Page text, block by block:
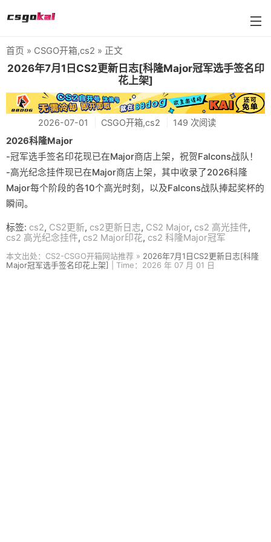
farmskins
88dog
flamecases
首页 » CSGO开箱,cs2 » 正文
2026年7月1日CS2更新日志[科隆Major冠军选手签名印
花上架]
2026-07-01 CSGO开箱,cs2 149 次阅读
2026科隆Major
-冠军选手签名印花现已在Major商店上架，祝贺Falcons战队！
-高光纪念挂件现已在Major商店上架，其中收录了2026科隆
Major每个阶段的各10个高光时刻，以及Falcons战队捧起奖杯的
瞬间。
标签: cs2, CS2更新, cs2更新日志, CS2 Major, cs2 高光挂件,
cs2 高光纪念挂件, cs2 Major印花, cs2 科隆Major冠军
本文出处：CS2-CSGO开箱网站推荐 » 2026年7月1日CS2更新日志[科隆
Major冠军选手签名印花上架]
| Time：2026 年 07 月 01 日